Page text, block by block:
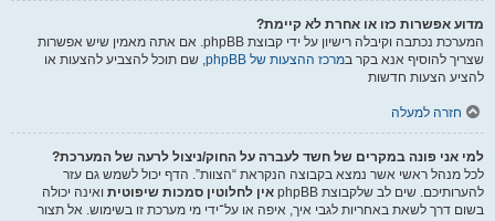
מדוע אפשרות כזו או אחרת לא קיימת?
המערכת נכתבה וקיבלה רישיון על ידי קבוצת phpBB. אם אתה מאמין שיש אפשרות
שצריך להוסיף אנא בקר במרכז ההצעות של phpBB
, שם תוכל להצביע להצעות או
להציע הצעות חדשות
חזרה למעלה
למי אני פונה במקרים של חשד לעברה על החוק/ניצול לרעה של המערכת?
לכל מנהל ראשי אשר נמצא בקבוצה הנקראת “הצוות”. הדף יכול לשמש גם עזר
להערותיכם. שים לב שלקבוצת phpBB
אין לחלוטין סמכות שיפוטית ואינה יכולה
בשום דרך לשאת באחריות לגבי איך, איפה או על־ידי מי מערכת זו בשימוש. אל תצור